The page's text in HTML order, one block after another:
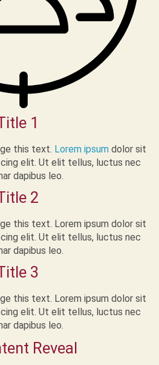
1
this text. Lorem ipsum dolor sit
elit. Ut elit tellus, luctus nec
dapibus leo.
2
this text. Lorem ipsum dolor sit
elit. Ut elit tellus, luctus nec
dapibus leo.
3
this text. Lorem ipsum dolor sit
elit. Ut elit tellus, luctus nec
dapibus leo.
Reveal